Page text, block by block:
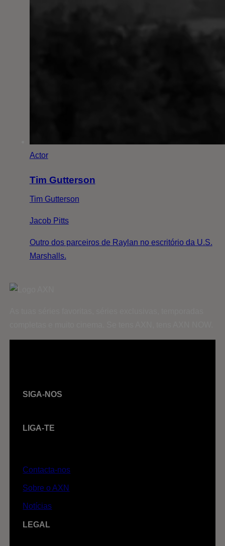
Actor
Tim Gutterson
Tim Gutterson
Jacob Pitts
Outro dos parceiros de Raylan no escritório da U.S.
Marshalls.
SIGA-NOS
LIGA-TE
Contacta-nos
Sobre o AXN
Notícias
LEGAL